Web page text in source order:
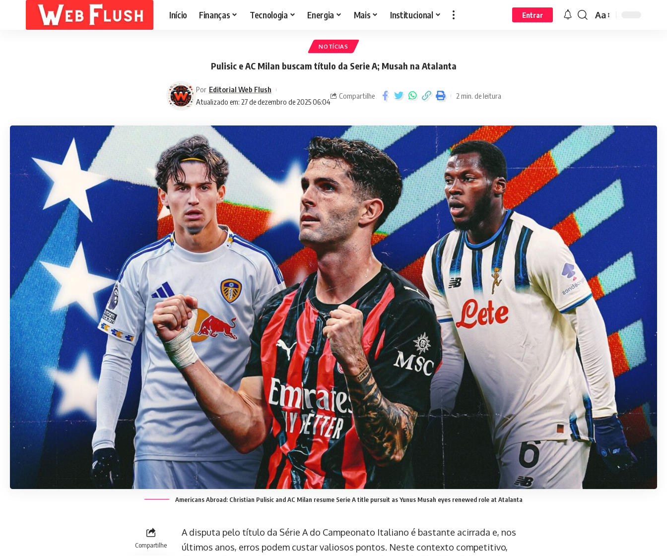
Início Finanças Tecnologia Energia Mais Institucional Entrar Aa
NOTÍCIAS
Pulisic e AC Milan buscam título da Serie A; Musah na Atalanta
Atualizado em: 27 de dezembro de 2025 06:04
Por Editorial Web Flush
Compartilhe 2 min. de leitura
Americans Abroad: Christian Pulisic and AC Milan resume Serie A title pursuit as Yunus Musah eyes renewed role at Atalanta
Compartilhe
A disputa pelo título da Série A do Campeonato Italiano é bastante acirrada e, nos
últimos anos, erros podem custar valiosos pontos. Neste contexto competitivo,